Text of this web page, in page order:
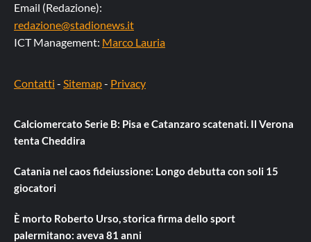
Email (Redazione):
redazione@stadionews.it
ICT Management: Marco Lauria
Contatti - Sitemap- Privacy
Calciomercato Serie B: Pisa e Catanzaro scatenati. Il Verona
tenta Cheddira
Catania nel caos fideiussione: Longo debutta con soli 15
giocatori
È morto Roberto Urso, storica firma dello sport
palermitano: aveva 81 anni